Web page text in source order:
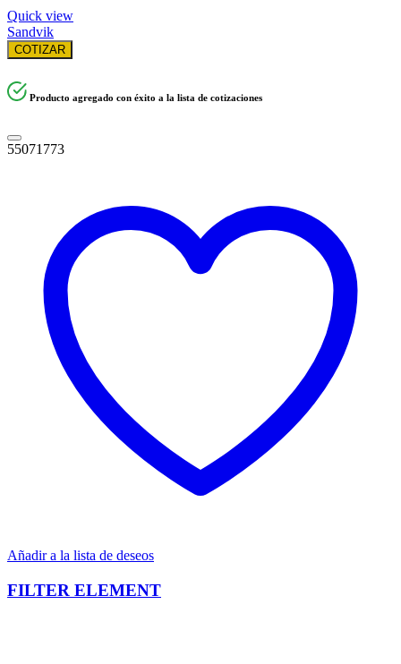
Quick view
Sandvik
COTIZAR
Producto agregado con éxito a la lista de cotizaciones
55071773
Añadir a la lista de deseos
FILTER ELEMENT